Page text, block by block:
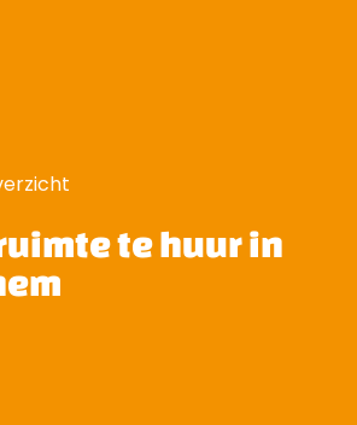
te huur in